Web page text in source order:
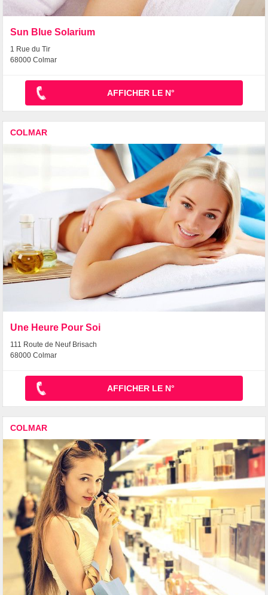
Sun Blue Solarium
1 Rue du Tir
68000 Colmar
AFFICHER LE N°
COLMAR
Une Heure Pour Soi
111 Route de Neuf Brisach
68000 Colmar
AFFICHER LE N°
COLMAR